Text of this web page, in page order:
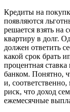
Кредиты на
появляются
решается взять на
квартиру в долг.
должен ответить
какой срок брать
процентная
банком. Понятно,
и,
риск, что доход
ежемесячные